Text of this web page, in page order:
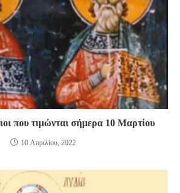
που τιμώνται σήμερα 10 Μαρτίου
10 Απριλίου, 2022